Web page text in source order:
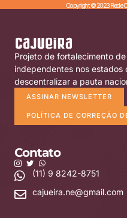
Copyright © 2023 Rede
Projeto de fortalecimento
independentes nos estados
descentralizar a pauta
ASSINAR NEWSLETTER
POLÍTICA DE CORREÇÃO
Contato
(11) 9 8242-8751
cajueira.ne@gmail.com